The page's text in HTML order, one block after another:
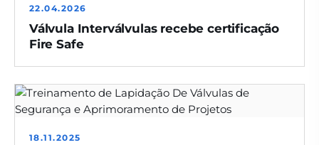
22.04.2026
Válvula Interválvulas recebe certificação
Fire Safe
18.11.2025